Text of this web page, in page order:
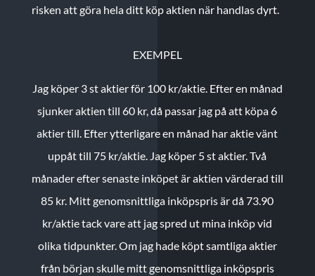
risken att göra hela ditt köp aktien när handlas dyrt.
EXEMPEL
Jag köper 3 st aktier för 100 kr/aktie. Efter en månad
sjunker aktien till 60 kr, då passar jag på att köpa 6
aktier till. Efter ytterligare en månad har aktie vänt
uppåt till 75 kr/aktie. Jag köper 5 st aktier.Två
månader efter senaste inköpet är aktien värderad till
85 kr. Mitt genomsnittliga inköpspris är då 73.90
kr/aktie tack vare att jag spred ut mina inköp vid
olika tidpunkter. Om jag hade köpt samtliga aktier
från början skulle mitt genomsnittliga inköpspris